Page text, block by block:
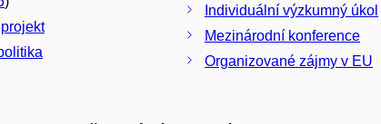
Individuální výzkumný úkol
Mezinárodní konference
Organizované zájmy v EU